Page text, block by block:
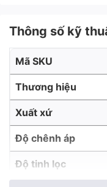
Thông số kỹ
Mã SKU
Thương hiệu
Xuất xứ
Độ chênh áp
Độ tinh lọc